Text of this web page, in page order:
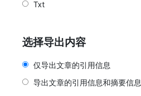
Txt
选择导出内容
仅导出文章的引用信息
导出文章的引用信息和摘要信息